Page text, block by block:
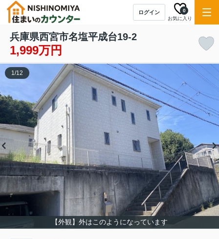
ログイン
お気に入り
0
兵庫県西宮市名塩平成台19-2
1,999万円
【外観】外はこのようになっています
1/12